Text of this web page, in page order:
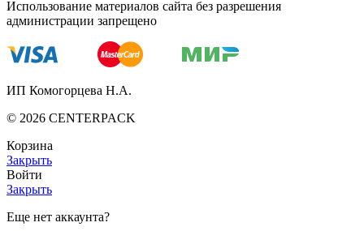
Использование материалов сайта без разрешения
администрации запрещено
ИП Комогорцева Н.А.
© 2026 CENTERPACK
Корзина
Закрыть
Войти
Закрыть
Еще нет аккаунта?